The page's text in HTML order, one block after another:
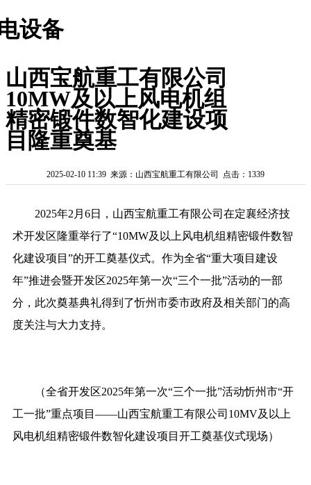
设备
山西宝航重工有限公司
10MW及以上风电机组
精密锻件数智化建设项
目隆重奠基
2025-02-10 11:39 来源：山西宝航重工有限公司 点击：1339
2025年2月6日，山西宝航重工有限公司在定襄经济技
术开发区隆重举行了“10MW及以上风电机组精密锻件数智
化建设项目”的开工奠基仪式。作为全省“重大项目建设
年”推进会暨开发区2025年第一次“三个一批”活动的一部
分，此次奠基典礼得到了忻州市委市政府及相关部门的高
度关注与大力支持。
（全省开发区2025年第一次“三个一批”活动忻州市“开
工一批”重点项目——山西宝航重工有限公司10MV及以上
风电机组精密锻件数智化建设项目开工奠基仪式现场）